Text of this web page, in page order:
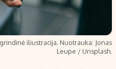
iliustracija. Nuotrauka: Jonas
Leupe / Unsplash.